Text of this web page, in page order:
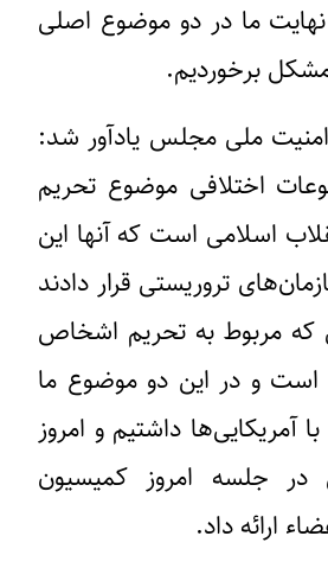
ما در دو موضوع اصلی
مشکل برخوردیم.
ملی مجلس یادآور شد:
اختلافی موضوع تحریم
اسلامی است که آنها این
تروریستی قرار دادند
مربوط به تحریم اشخاص
و در این دو موضوع ما
آمریکایی‌ها داشتیم و امروز
در جلسه امروز کمیسیون
ارائه داد.